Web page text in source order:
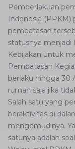
Pemberlakuan
Indonesia (PPKM)
pembatasan
statusnya menjadi
Kebijakan untuk
Pembatasan
berlaku hingga 30
rumah saja jika
Salah satu yang
beraktivitas di
mengemudinya.
satunya adalah